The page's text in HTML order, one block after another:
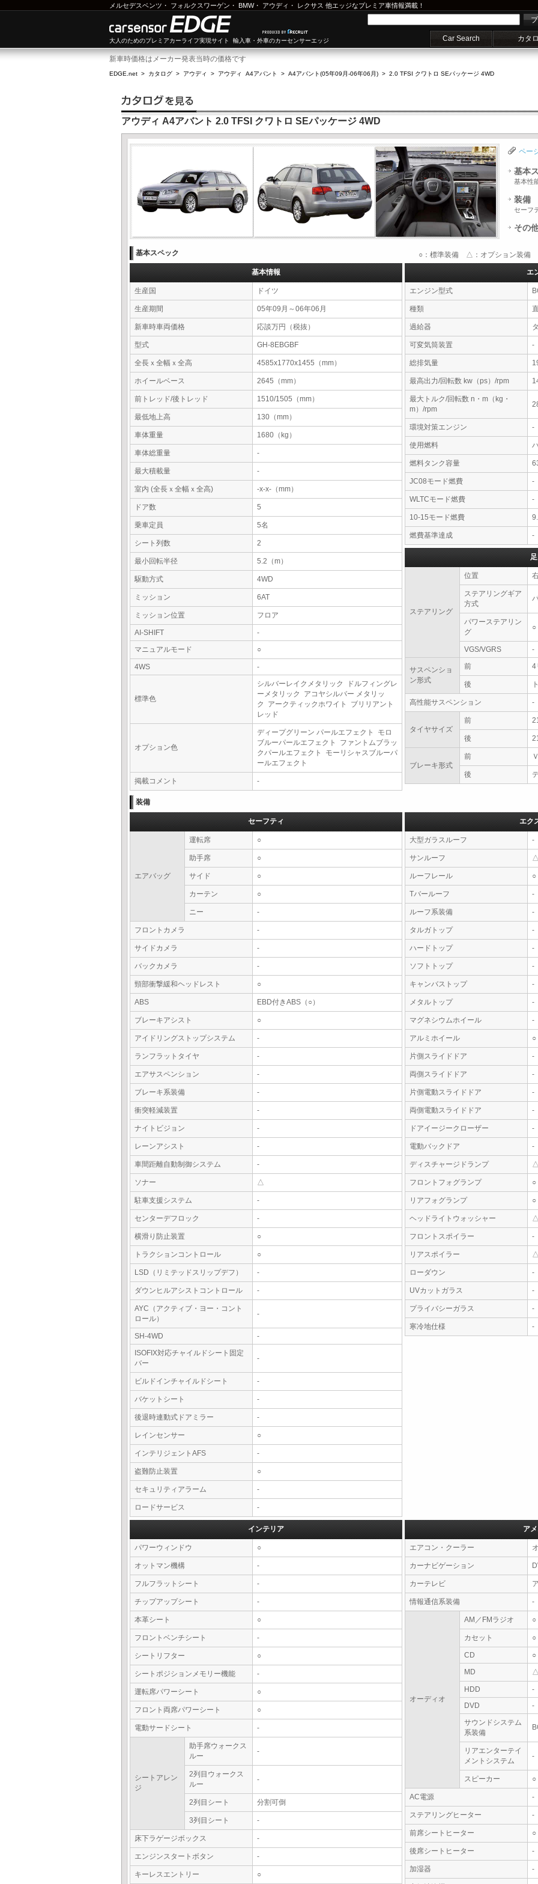
メルセデスベンツ ・ フォルクスワーゲン ・ BMW・ アウディ ・ レクサス 他エッジなプレミア車情報満載！
大人のためのプレミアカーライフ実現サイト 輸入車・外車のカーセンサーエッジ Car Search カタ
新車時価格はメーカー発表当時の価格です
EDGE.net > カタログ > アウディ > アウディ A4アバント > A4アバント(05年09月-06年06月) > 2.0 TFSI クワトロ SEパッケージ 4WD
アウディ A4アバント 2.0 TFSI クワトロ SEパッケージ 4WD
ペー
基本
基本性
装備
セーフ
その
基本スペック ○：標準装備 △：オプション装備 -
基本情報
生産国 ドイツ
生産期間 05年09月～06年06月
新車時車両価格 応談万円（税抜）
型式 GH-8EBGBF
全長ｘ全幅ｘ全高 4585x1770x1455（mm）
ホイールベース 2645（mm）
前トレッド/後トレッド 1510/1505（mm）
最低地上高 130（mm）
車体重量 1680（kg）
車体総重量 -
最大積載量 -
室内 (全長ｘ全幅ｘ全高) -x-x-（mm）
ドア数 5
乗車定員 5名
シート列数 2
最小回転半径 5.2（m）
駆動方式 4WD
ミッション 6AT
ミッション位置 フロア
AI-SHIFT
-
マニュアルモード
○
4WS -
標準色
シルバーレイクメタリック ドルフィングレ
ーメタリック アコヤシルバー メタリッ
ク アークティックホワイト ブリリアント
レッド
オプション色
ディープグリーン パールエフェクト モロ
ブルーパールエフェクト ファントムブラッ
クパールエフェクト モーリシャスブルーパ
ールエフェクト
掲載コメント -
エ
エンジン型式
種類
過給器
可変気筒装置 -
総排気量
最高出力/回転数 kw（ps）/rpm
最大トルク/回転数 n・m（kg・
m）/rpm
環境対策エンジン -
使用燃料
燃料タンク容量
JC08モード燃費 -
WLTCモード燃費 -
10-15モード燃費
燃費基準達成 -
ステアリング
位置
ステアリングギア
方式
パワーステアリン
グ
○
VGS/VGRS -
サスペンショ
ン形式
前 4
後
高性能サスペンション -
タイヤサイズ
前
後
ブレーキ形式
前
後
装備
セーフティ
エアバッグ
運転席 ○
助手席 ○
サイド ○
カーテン ○
ニー -
フロントカメラ -
サイドカメラ -
バックカメラ -
頸部衝撃緩和ヘッドレスト ○
ABS EBD付きABS（○）
ブレーキアシスト ○
アイドリングストップシステム -
ランフラットタイヤ -
エアサスペンション -
ブレーキ系装備 -
衝突軽減装置 -
ナイトビジョン -
レーンアシスト -
車間距離自動制御システム -
ソナー △
駐車支援システム -
センターデフロック -
横滑り防止装置 ○
トラクションコントロール ○
LSD（リミテッドスリップデフ） -
ダウンヒルアシストコントロール -
AYC（アクティブ・ヨー・コント
ロール）
-
SH-4WD
-
ISOFIX対応チャイルドシート固定
バー
-
ビルドインチャイルドシート -
バケットシート -
後退時連動式ドアミラー -
レインセンサー ○
インテリジェントAFS -
盗難防止装置 ○
セキュリティアラーム -
ロードサービス -
エク
大型ガラスルーフ -
サンルーフ △
ルーフレール ○
Tバールーフ -
ルーフ系装備 -
タルガトップ -
ハードトップ -
ソフトトップ -
キャンバストップ -
メタルトップ -
マグネシウムホイール -
アルミホイール ○
片側スライドドア -
両側スライドドア -
片側電動スライドドア -
両側電動スライドドア -
ドアイージークローザー -
電動バックドア -
ディスチャージドランプ △
フロントフォグランプ ○
リアフォグランプ ○
ヘッドライトウォッシャー △
フロントスポイラー -
リアスポイラー △
ローダウン -
UVカットガラス -
プライバシーガラス -
寒冷地仕様 -
インテリア
パワーウィンドウ ○
オットマン機構 -
フルフラットシート -
チップアップシート -
本革シート ○
フロントベンチシート -
シートリフター ○
シートポジションメモリー機能 -
運転席パワーシート ○
フロント両席パワーシート ○
電動サードシート -
シートアレン
ジ
助手席ウォークス
ルー
-
2列目ウォークス
ルー
-
2列目シート 分割可倒
3列目シート -
床下ラゲージボックス -
エンジンスタートボタン -
キーレスエントリー ○
ア
エアコン・クーラー
カーナビゲーション
カーテレビ
情報通信系装備 -
オーディオ
AM／FMラジオ ○
カセット ○
CD
○
MD
△
HDD
-
DVD
-
サウンドシステム
系装備
リアエンターテイ
メントシステム
-
スピーカー ○
AC電源 -
ステアリングヒーター -
前席シートヒーター ○
後席シートヒーター -
加湿器 -